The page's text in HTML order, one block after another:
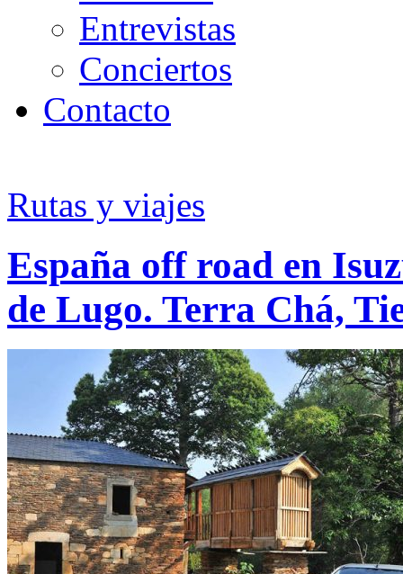
Entrevistas
Conciertos
Contacto
Rutas y viajes
España off road en
de Lugo. Terra Chá,